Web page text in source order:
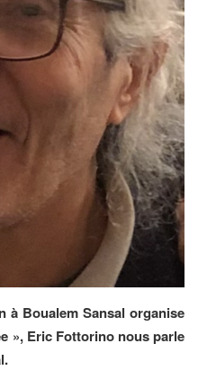
à Boualem Sansal organise
», Eric Fottorino nous parle